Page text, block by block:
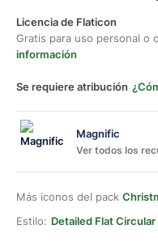
Licencia de Flaticon
Gratis para uso personal o
información
Se requiere atribución
Magnific
Ver todos los
Más iconos del pack
Estilo: Detailed Flat Circular